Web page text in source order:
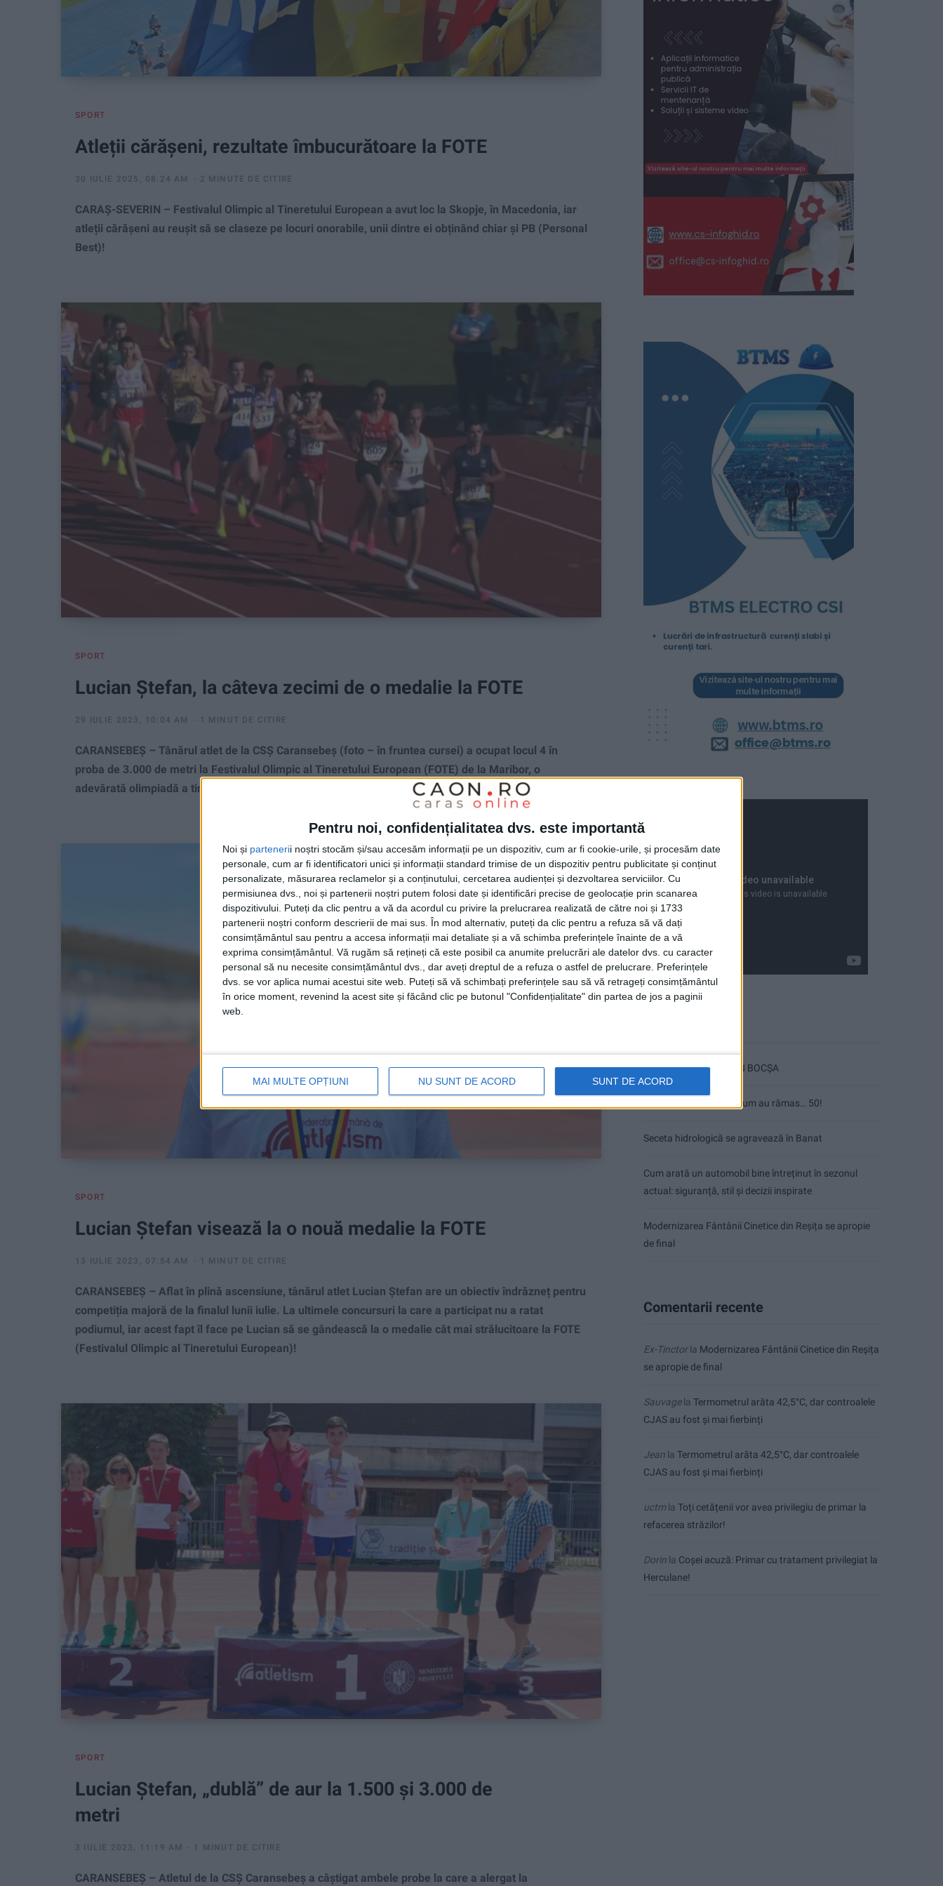
Pentru noi, confidențialitatea dvs. este importantă
Noi și partenerii noștri stocăm și/sau accesăm informații pe un dispozitiv, cum ar fi cookie-urile, și procesăm date
personale, cum ar fi identificatori unici și informații standard trimise de un dispozitiv pentru publicitate și conținut
personalizate, măsurarea reclamelor și a conținutului, cercetarea audienței și dezvoltarea serviciilor. Cu
permisiunea dvs., noi și partenerii noștri putem folosi date și identificări precise de geolocație prin scanarea
dispozitivului. Puteți da clic pentru a vă da acordul cu privire la prelucrarea realizată de către noi și 1733
partenerii noștri conform descrierii de mai sus. În mod alternativ, puteți da clic pentru a refuza să vă dați
consimțământul sau pentru a accesa informații mai detaliate și a vă schimba preferințele înainte de a vă
exprima consimțământul. Vă rugăm să rețineți că este posibil ca anumite prelucrări ale datelor dvs. cu caracter
personal să nu necesite consimțământul dvs., dar aveți dreptul de a refuza o astfel de prelucrare. Preferințele
dvs. se vor aplica numai acestui site web. Puteți să vă schimbați preferințele sau să vă retrageți consimțământul
în orice moment, revenind la acest site și făcând clic pe butonul "Confidențialitate" din partea de jos a paginii
web.
MAI MULTE OPȚIUNI NU SUNT DE ACORD SUNT DE ACORD
SPORT
Atleții cărășeni, rezultate îmbucurătoare la FOTE
30 IULIE 2025, 08:24 AM 2 MINUTE DE CITIRE
CARAȘ-SEVERIN – Festivalul Olimpic al Tineretului European a avut loc la Skopje, în Macedonia, iar
atleții cărășeni au reușit să se claseze pe locuri onorabile, unii dintre ei obținând chiar și PB (Personal
Best)!
SPORT
Lucian Ștefan, la câteva zecimi de o medalie la FOTE
29 IULIE 2023, 10:04 AM 1 MINUT DE CITIRE
CARANSEBEȘ – Tânărul atlet de la CSȘ Caransebeș (foto – în fruntea cursei) a ocupat locul 4 în
proba de 3.000 de metri la Festivalul Olimpic al Tineretului European (FOTE) de la Maribor, o
adevărată olimpiadă a tinerilor europeni sub 18 ani!
SPORT
Lucian Ștefan visează la o nouă medalie la FOTE
13 IULIE 2023, 07:54 AM 1 MINUT DE CITIRE
CARANSEBEȘ – Aflat în plină ascensiune, tânărul atlet Lucian Ştefan are un obiectiv îndrăzneț pentru
competiția majoră de la finalul lunii iulie. La ultimele concursuri la care a participat nu a ratat
podiumul, iar acest fapt îl face pe Lucian să se gândească la o medalie cât mai strălucitoare la FOTE
(Festivalul Olimpic al Tineretului European)!
SPORT
Lucian Ștefan, „dublă” de aur la 1.500 și 3.000 de
metri
3 IULIE 2023, 11:19 AM 1 MINUT DE CITIRE
CARANSEBEȘ – Atletul de la CSȘ Caransebeș a câștigat ambele probe la care a alergat la
ANUNŢ OPRIRE APĂ ÎN BOCȘA
Înainte au fost 44 și-acum au rămas… 50!
Seceta hidrologică se agravează în Banat
Cum arată un automobil bine întreținut în sezonul
actual: siguranță, stil și decizii inspirate
Modernizarea Fântânii Cinetice din Reșița se apropie
de final
Comentarii recente
Ex-Tinctorla Modernizarea Fântânii Cinetice din Reșița
se apropie de final
Sauvagela Termometrul arăta 42,5°C, dar controalele
CJAS au fost și mai fierbinți
Jean la Termometrul arăta 42,5°C, dar controalele
CJAS au fost și mai fierbinți
uctmla Toți cetățenii vor avea privilegiu de primar la
refacerea străzilor!
Dorin la Coșei acuză: Primar cu tratament privilegiat la
Herculane!